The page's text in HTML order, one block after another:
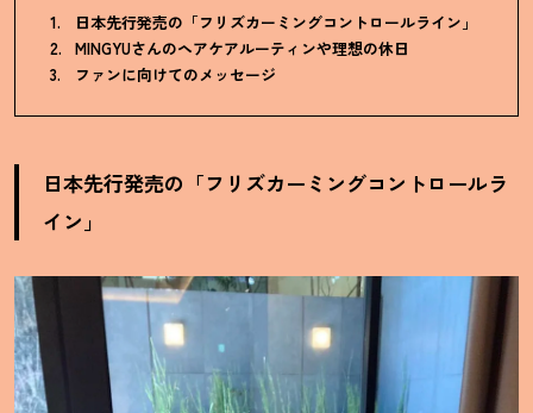
日本先行発売の「フリズカーミングコントロールライン」
MINGYUさんのヘアケアルーティンや理想の休日
ファンに向けてのメッセージ
日本先行発売の「フリズカーミングコントロールラ
イン」